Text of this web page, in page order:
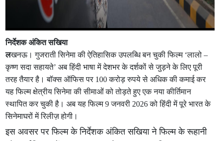
निर्देशक अंकित सखिया
लखनऊ। गुजराती सिनेमा की ऐतिहासिक उपलब्धि बन चुकी फिल्म ‘लालो –
कृष्ण सदा सहायते’ अब हिंदी भाषा में देशभर के दर्शकों से जुड़ने के लिए पूरी
तरह तैयार है। बॉक्स ऑफिस पर 100 करोड़ रुपये से अधिक की कमाई कर
यह फिल्म क्षेत्रीय सिनेमा की सीमाओं को तोड़ते हुए एक नया कीर्तिमान
स्थापित कर चुकी है। अब यह फिल्म 9 जनवरी 2026 को हिंदी में पूरे भारत के
सिनेमाघरों में रिलीज़ होगी।
इस अवसर पर फिल्म के निर्देशक अंकित सखिया ने फिल्म के रूहानी